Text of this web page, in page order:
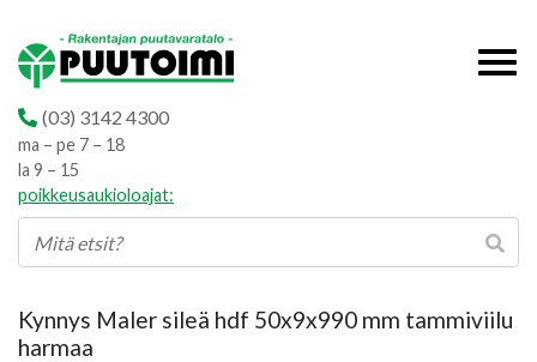
(03) 3142 4300
ma – pe 7 – 18
la 9 – 15
poikkeusaukioloajat:
Kynnys Maler sileä hdf 50x9x990 mm tammiviilu
harmaa